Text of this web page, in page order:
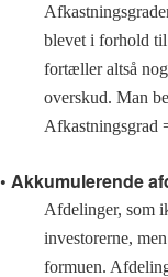
blevet i forhold til
fortæller altså
overskud. Man
Afkastningsgrad
• Akkumulerende
Afdelinger, som
investorerne,
formuen.